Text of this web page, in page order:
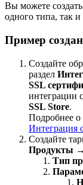
Вы можете
одного типа, так
Пример
Создайте
раздел
SSL
интеграции
SSL Store.
Подробнее о
Интеграция
Создайте
Продукты →
Тип